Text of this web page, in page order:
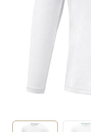
Voor de bouw
Zomergeschenken
Zomerpakketten